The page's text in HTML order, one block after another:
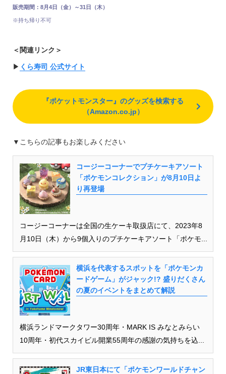
販売期間：8月4日（金）～31日（木）
※持ち帰り不可
＜関連リンク＞
▶︎ くら寿司 公式サイト
『ポケットモンスター』のグッズを検索する
（Amazon.co.jp）
▼こちらの記事もお楽しみください
コージーコーナーでプチケーキアソート
「ポケモンコレクション」が8月10日よ
り再登場
コージーコーナーは全国の生ケーキ取扱店にて、2023年8
月10日（木）から9個入りのプチケーキアソート「ポケモ...
横浜を代表するスポットを「ポケモンカ
ードゲーム」がジャック!? 盛りだくさん
の夏のイベントをまとめて解説
横浜ランドマークタワー30周年・MARK IS みなとみらい
10周年・初代スカイビル開業55周年の感謝の気持ちを込...
JR東日本にて「ポケモンワールドチャン